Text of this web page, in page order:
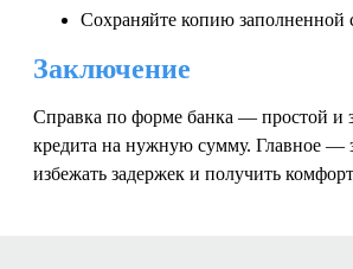
Сохраняйте копию заполненной
Заключение
Справка по форме банка — простой и
кредита на нужную сумму. Главное —
избежать задержек и получить